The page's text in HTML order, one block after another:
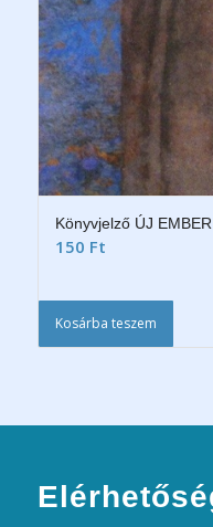
Könyvjelző ÚJ EMBER
150 Ft
Kosárba teszem